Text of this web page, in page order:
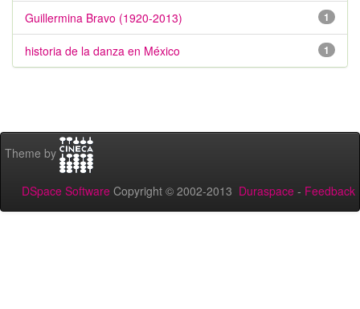
1
Guillermina Bravo (1920-2013)
1
historia de la danza en México
Theme by
DSpace Software Copyright © 2002-2013 Duraspace - Feedback